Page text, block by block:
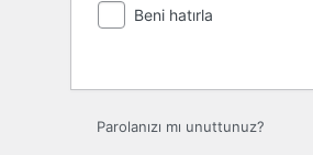
Beni hatırla
Parolanızı mı unuttunuz?